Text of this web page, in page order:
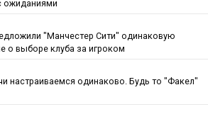
ожиданиями
"Манчестер Сити" одинаковую
о выборе клуба за игроком
настраиваемся одинаково. Будь то "Факел"